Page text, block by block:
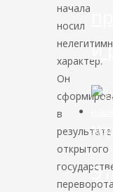
начала
носил
характер.
Он
в
результате
открытого
и